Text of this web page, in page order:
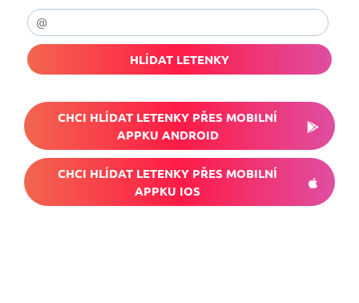
HLÍDAT LETENKY
CHCI HLÍDAT LETENKY PŘES MOBILNÍ
APPKU ANDROID
CHCI HLÍDAT LETENKY PŘES MOBILNÍ
APPKU IOS